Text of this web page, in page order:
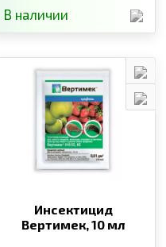
В наличии
Инсектицид
Вертимек,10 мл